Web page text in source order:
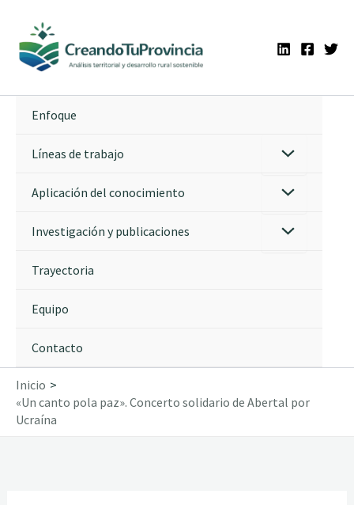
contenido
Enfoque
Líneas de trabajo
Aplicación del conocimiento
Investigación y publicaciones
Trayectoria
Equipo
Contacto
Inicio
«Un canto pola paz». Concerto solidario de Abertal por
Ucraína